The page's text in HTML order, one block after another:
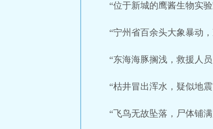
“位于新城的鹰酱生物实
“宁州省百余头大象暴动
“东海海豚搁浅，救援人
“枯井冒出浑水，疑似地
“飞鸟无故坠落，尸体铺